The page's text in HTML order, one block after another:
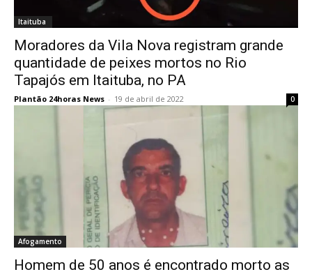
Itaituba
Moradores da Vila Nova registram grande
quantidade de peixes mortos no Rio
Tapajós em Itaituba, no PA
Plantão 24horas News - 19 de abril de 2022 0
Afogamento
Homem de 50 anos é encontrado morto as